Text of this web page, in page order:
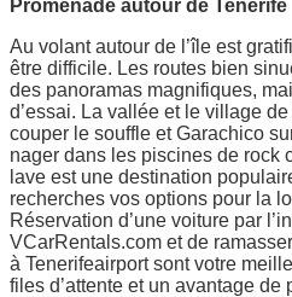
Promenade autour de Tenerife
Au volant autour de l’île est
être difficile. Les routes bien
des panoramas magnifiques,
d’essai. La vallée et le village
couper le souffle et Garachico
nager dans les piscines de rock
lave est une destination
recherches vos options pour la
Réservation d’une voiture par
VCarRentals.com et de
à Tenerifeairport sont votre
files d’attente et un avantage de